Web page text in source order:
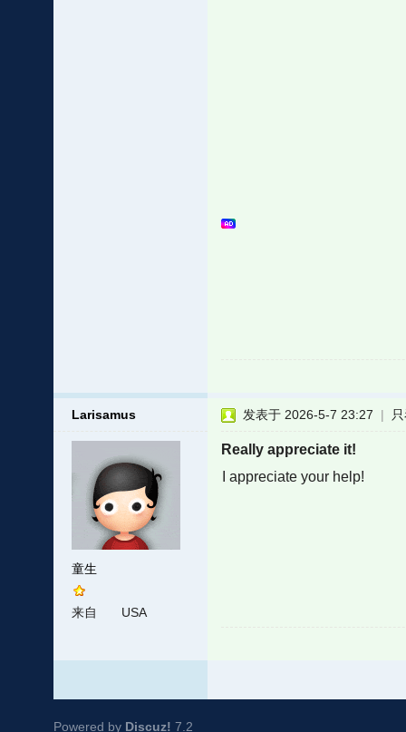
Larisamus
童生
来自 USA
发表于 2026-5-7 23:27 |
Really appreciate it!
I appreciate your help!
Powered by Discuz! 7.2